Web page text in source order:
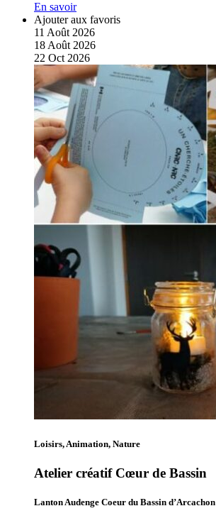
En savoir
Ajouter aux favoris
11 Août 2026
18 Août 2026
22 Oct 2026
Loisirs, Animation, Nature
Atelier créatif Cœur de Bassin
Lanton Audenge Coeur du Bassin d’Arcachon